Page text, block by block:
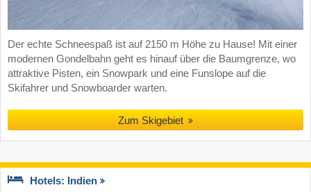
Der echte Schneespaß ist auf 2150 m Höhe zu Hause! Mit einer
modernen Gondelbahn geht es hinauf über die Baumgrenze, wo
attraktive Pisten, ein Snowpark und eine Funslope auf die
Skifahrer und Snowboarder warten.
Zum Skigebiet
Hotels: Indien